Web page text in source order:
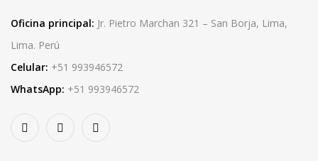
Oficina principal: Jr. Pietro Marchan 321 – San Borja, Lima,
Lima. Perú
Celular: +51 993946572
WhatsApp: +51 993946572